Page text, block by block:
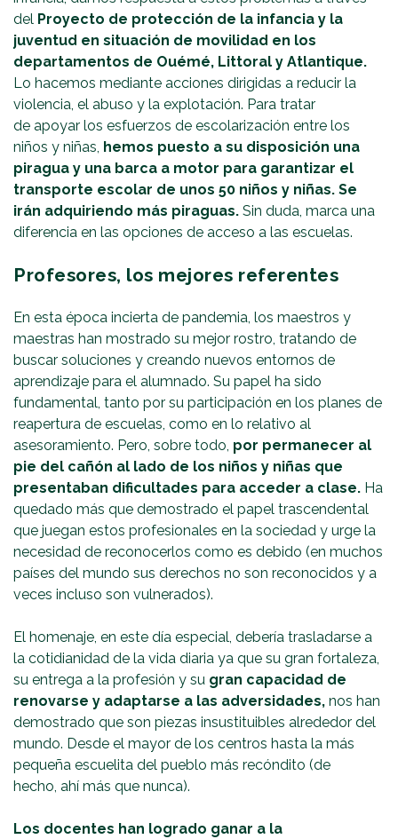
del Proyecto de protección de la infancia y la
juventud en situación de movilidad en los
departamentos de Ouémé, Littoral y Atlantique.
Lo hacemos mediante acciones dirigidas a reducir la
violencia, el abuso y la explotación. Para tratar
de apoyar los esfuerzos de escolarización entre los
niños y niñas, hemos puesto a su disposición una
piragua y una barca a motor para garantizar el
transporte escolar de unos 50 niños y niñas. Se
irán adquiriendo más piraguas. Sin duda, marca una
diferencia en las opciones de acceso a las escuelas.
Profesores, los mejores referentes
En esta época incierta de pandemia, los maestros y
maestras han mostrado su mejor rostro, tratando de
buscar soluciones y creando nuevos entornos de
aprendizaje para el alumnado. Su papel ha sido
fundamental, tanto por su participación en los planes de
reapertura de escuelas, como en lo relativo al
asesoramiento. Pero, sobre todo, por permanecer al
pie del cañón al lado de los niños y niñas que
presentaban dificultades para acceder a clase. Ha
quedado más que demostrado el papel trascendental
que juegan estos profesionales en la sociedad y urge la
necesidad de reconocerlos como es debido (en muchos
países del mundo sus derechos no son reconocidos y a
veces incluso son vulnerados).
El homenaje, en este día especial, debería trasladarse a
la cotidianidad de la vida diaria ya que su gran fortaleza,
su entrega a la profesión y su gran capacidad de
renovarse y adaptarse a las adversidades, nos han
demostrado que son piezas insustituibles alrededor del
mundo. Desde el mayor de los centros hasta la más
pequeña escuelita del pueblo más recóndito (de
hecho, ahí más que nunca).
Los docentes han logrado ganar a la